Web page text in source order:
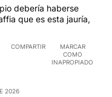
debería haberse
que es esta jauría,
COMPARTIR
MARCAR
COMO
INAPROPIADO
2026